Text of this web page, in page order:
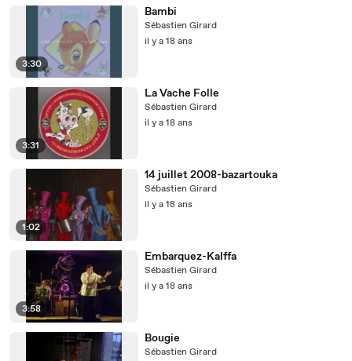
3:30
Bambi
Sébastien Girard
il y a 18 ans
3:31
La Vache Folle
Sébastien Girard
il y a 18 ans
1:02
14 juillet 2008-bazartouka
Sébastien Girard
il y a 18 ans
3:58
Embarquez-Kalffa
Sébastien Girard
il y a 18 ans
Bougie
Sébastien Girard